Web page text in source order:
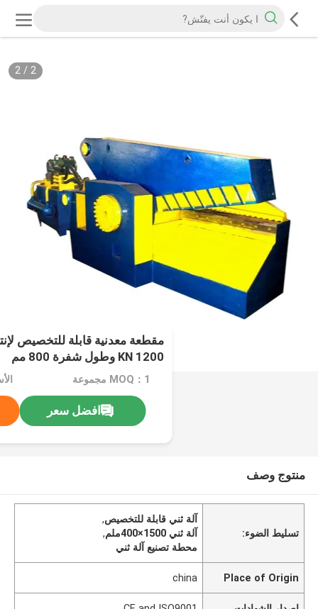
2
/
2
مقطعة معدنية قابلة للتخصيص
1200 KN وطول شفرة 800 مم
MOQ：1 مجموعة
افضل سعر
منتوج وصف
تسليط الضوء:
آلة ثني قابلة للتخصيص,
آلة ثني 1500×400ملم
,
محطة تصنيع آلة ثني
Place of Origin
china